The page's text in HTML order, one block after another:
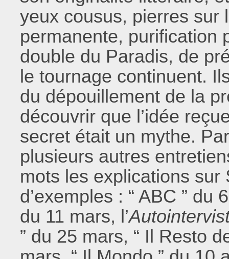
yeux cousus, pierres sur
permanente, purification
double du Paradis, de
le tournage continuent.
du dépouillement de la
découvrir que l’idée
secret était un mythe.
plusieurs autres
mots les explications sur
d’exemples : “ ABC ” du
du 11 mars, l’
” du 25 mars, “ Il Resto